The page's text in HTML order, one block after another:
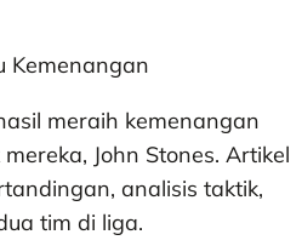
meraih kemenangan
John Stones. Artikel
analisis taktik,
tim di liga.